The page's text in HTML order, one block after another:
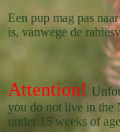
Een pup mag pas
is, vanwege de
Attention!
you do not live in the
under 15 weeks of